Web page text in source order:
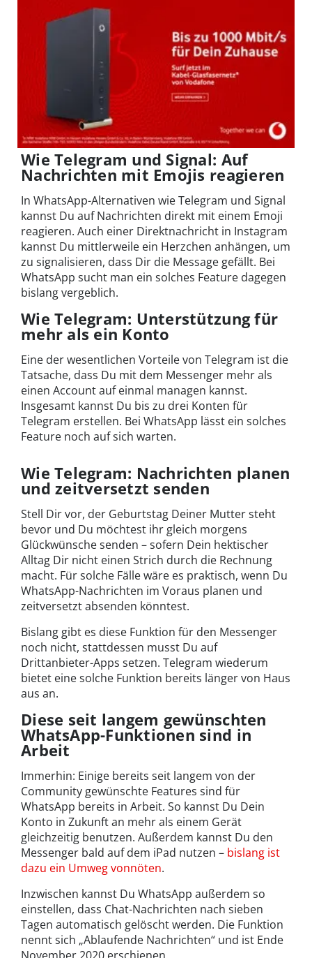
Wie Telegram und Signal: Auf
Nachrichten mit Emojis reagieren
In WhatsApp-Alternativen wie Telegram und Signal
kannst Du auf Nachrichten direkt mit einem Emoji
reagieren. Auch einer Direktnachricht in Instagram
kannst Du mittlerweile ein Herzchen anhängen, um
zu signalisieren, dass Dir die Message gefällt. Bei
WhatsApp sucht man ein solches Feature dagegen
bislang vergeblich.
Wie Telegram: Unterstützung für
mehr als ein Konto
Eine der wesentlichen Vorteile von Telegram ist die
Tatsache, dass Du mit dem Messenger mehr als
einen Account auf einmal managen kannst.
Insgesamt kannst Du bis zu drei Konten für
Telegram erstellen. Bei WhatsApp lässt ein solches
Feature noch auf sich warten.
Wie Telegram: Nachrichten planen
und zeitversetzt senden
Stell Dir vor, der Geburtstag Deiner Mutter steht
bevor und Du möchtest ihr gleich morgens
Glückwünsche senden – sofern Dein hektischer
Alltag Dir nicht einen Strich durch die Rechnung
macht. Für solche Fälle wäre es praktisch, wenn Du
WhatsApp-Nachrichten im Voraus planen und
zeitversetzt absenden könntest.
Bislang gibt es diese Funktion für den Messenger
noch nicht, stattdessen musst Du auf
Drittanbieter-Apps setzen. Telegram wiederum
bietet eine solche Funktion bereits länger von Haus
aus an.
Diese seit langem gewünschten
WhatsApp-Funktionen sind in
Arbeit
Immerhin: Einige bereits seit langem von der
Community gewünschte Features sind für
WhatsApp bereits in Arbeit. So kannst Du Dein
Konto in Zukunft an mehr als einem Gerät
gleichzeitig benutzen. Außerdem kannst Du den
Messenger bald auf dem iPad nutzen – bislang ist
dazu ein Umweg vonnöten.
Inzwischen kannst Du WhatsApp außerdem so
einstellen, dass Chat-Nachrichten nach sieben
Tagen automatisch gelöscht werden. Die Funktion
nennt sich „Ablaufende Nachrichten“ und ist Ende